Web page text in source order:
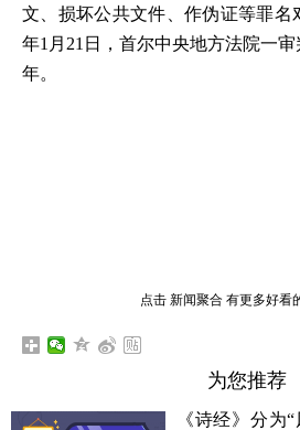
文、损坏公共文件、作伪证等罪名
年1月21日，首尔中央地方法院一
年。
点击 新闻聚合有更多好看
为您推荐
《诗经》分为